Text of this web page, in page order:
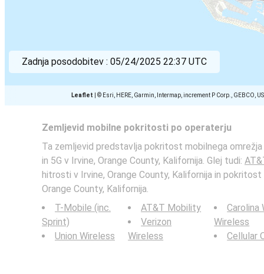
Leaflet © Esri, HERE, Garmin, Intermap, increment P Corp., GEBCO,
Zadnja posodobitev : 05/24/2025 22:37 UTC
Zemljevid mobilne pokritosti po operaterju
Ta zemljevid predstavlja pokritost mobilnega omrežja
in 5G v Irvine, Orange County, Kalifornija. Glej tudi:
hitrosti v Irvine, Orange County, Kalifornija in
Orange County, Kalifornija.
T-Mobile (inc.
Sprint)
Union Wireless
AT&T Mobility
Verizon
Wireless
Carolina
Wireless
Cellular